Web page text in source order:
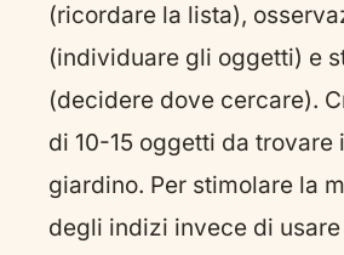
(ricordare la lista),
(individuare gli oggetti) e
(decidere dove cercare).
di 10-15 oggetti da trovare
giardino. Per stimolare la
degli indizi invece di